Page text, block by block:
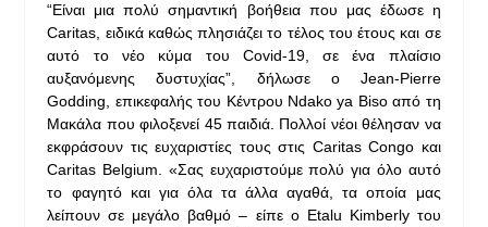
“Είναι μια πολύ σημαντική βοήθεια που μας έδωσε η
Caritas, ειδικά καθώς πλησιάζει το τέλος του έτους και σε
αυτό το νέο κύμα του Covid-19, σε ένα πλαίσιο
αυξανόμενης δυστυχίας”, δήλωσε ο Jean-Pierre
Godding, επικεφαλής του Κέντρου Ndako ya Biso από τη
Μακάλα που φιλοξενεί 45 παιδιά. Πολλοί νέοι θέλησαν να
εκφράσουν τις ευχαριστίες τους στις Caritas Congo και
Caritas Belgium. «Σας ευχαριστούμε πολύ για όλο αυτό
το φαγητό και για όλα τα άλλα αγαθά, τα οποία μας
λείπουν σε μεγάλο βαθμό – είπε ο Etalu Kimberly του